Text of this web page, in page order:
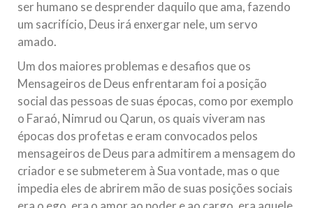
ser humano se desprender daquilo que ama, fazendo
um sacrifício, Deus irá enxergar nele, um servo
amado.
Um dos maiores problemas e desafios que os
Mensageiros de Deus enfrentaram foi a posição
social das pessoas de suas épocas, como por exemplo
o Faraó, Nimrud ou Qarun, os quais viveram nas
épocas dos profetas e eram convocados pelos
mensageiros de Deus para admitirem a mensagem do
criador e se submeterem à Sua vontade, mas o que
impedia eles de abrirem mão de suas posições sociais